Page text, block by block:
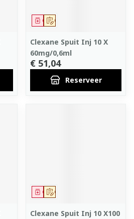
Op voorschrift
Geneesmiddel
Clexane Spuit Inj 10 X
60mg/0,6ml
€ 51,04
Reserveer
Op voorschrift
Geneesmiddel
Clexane Spuit Inj 10 X100